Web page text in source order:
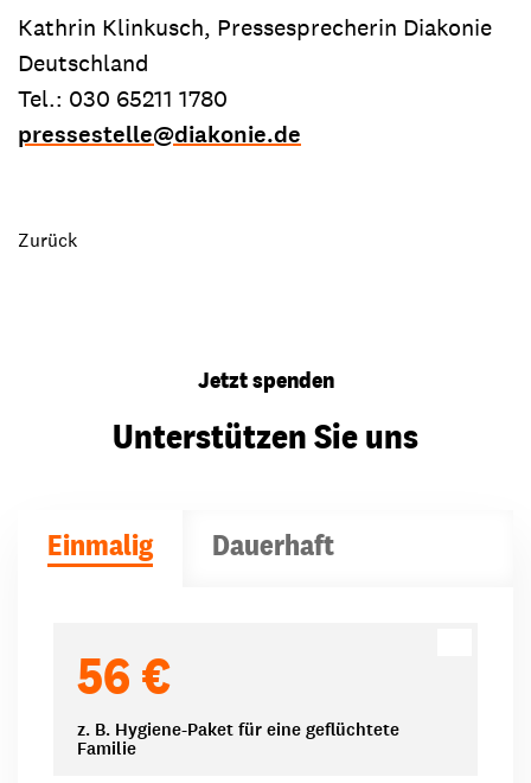
Kathrin Klinkusch, Pressesprecherin Diakonie
Deutschland
Tel.: 030 65211 1780
pressestelle@diakonie.de
Zurück
Jetzt spenden
Unterstützen Sie uns
Einmalig Dauerhaft
56 €
z. B. Hygiene-Paket für eine geflüchtete
Familie